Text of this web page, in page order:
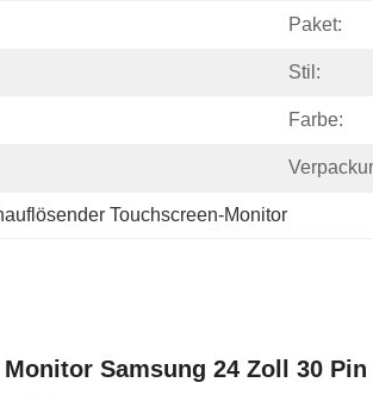
Paket:
Stil:
Farbe:
Touchscreen-Monitor
Samsung 24 Zoll 30 Pin